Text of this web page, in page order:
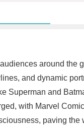
around
and dynamic
Superman and
with Marvel
paving